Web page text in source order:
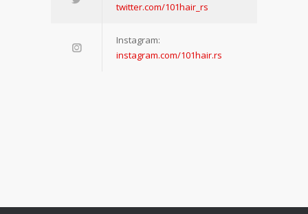
twitter.com/101hair_rs
Instagram:
instagram.com/101hair.rs